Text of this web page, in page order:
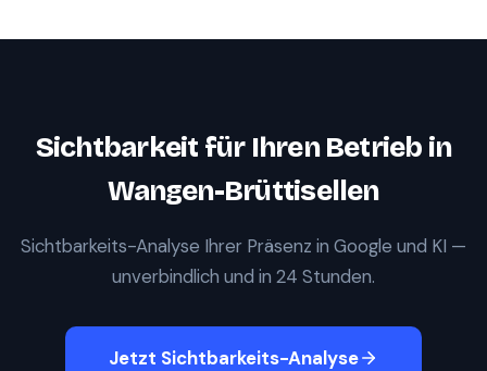
Sichtbarkeit für Ihren Betrieb in
Wangen-Brüttisellen
Sichtbarkeits-Analyse Ihrer Präsenz in Google und KI —
unverbindlich und in 24 Stunden.
Jetzt Sichtbarkeits-Analyse